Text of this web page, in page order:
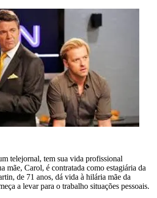
telejornal, tem sua vida profissional
mãe, Carol, é contratada como estagiária da
de 71 anos, dá vida à hilária mãe da
a levar para o trabalho situações pessoais.